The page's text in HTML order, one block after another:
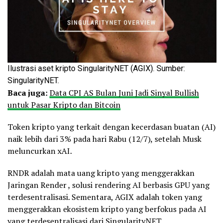
Ilustrasi aset kripto SingularityNET (AGIX). Sumber:
SingularityNET.
Baca juga:Data CPI AS Bulan Juni Jadi Sinyal Bullish
untuk Pasar Kripto dan Bitcoin
Token kripto yang terkait dengan kecerdasan buatan (AI)
naik lebih dari 3% pada hari Rabu (12/7), setelah Musk
meluncurkan xAI.
RNDR adalah mata uang kripto yang menggerakkan
Jaringan Render , solusi rendering AI berbasis GPU yang
terdesentralisasi. Sementara, AGIX adalah token yang
menggerakkan ekosistem kripto yang berfokus pada AI